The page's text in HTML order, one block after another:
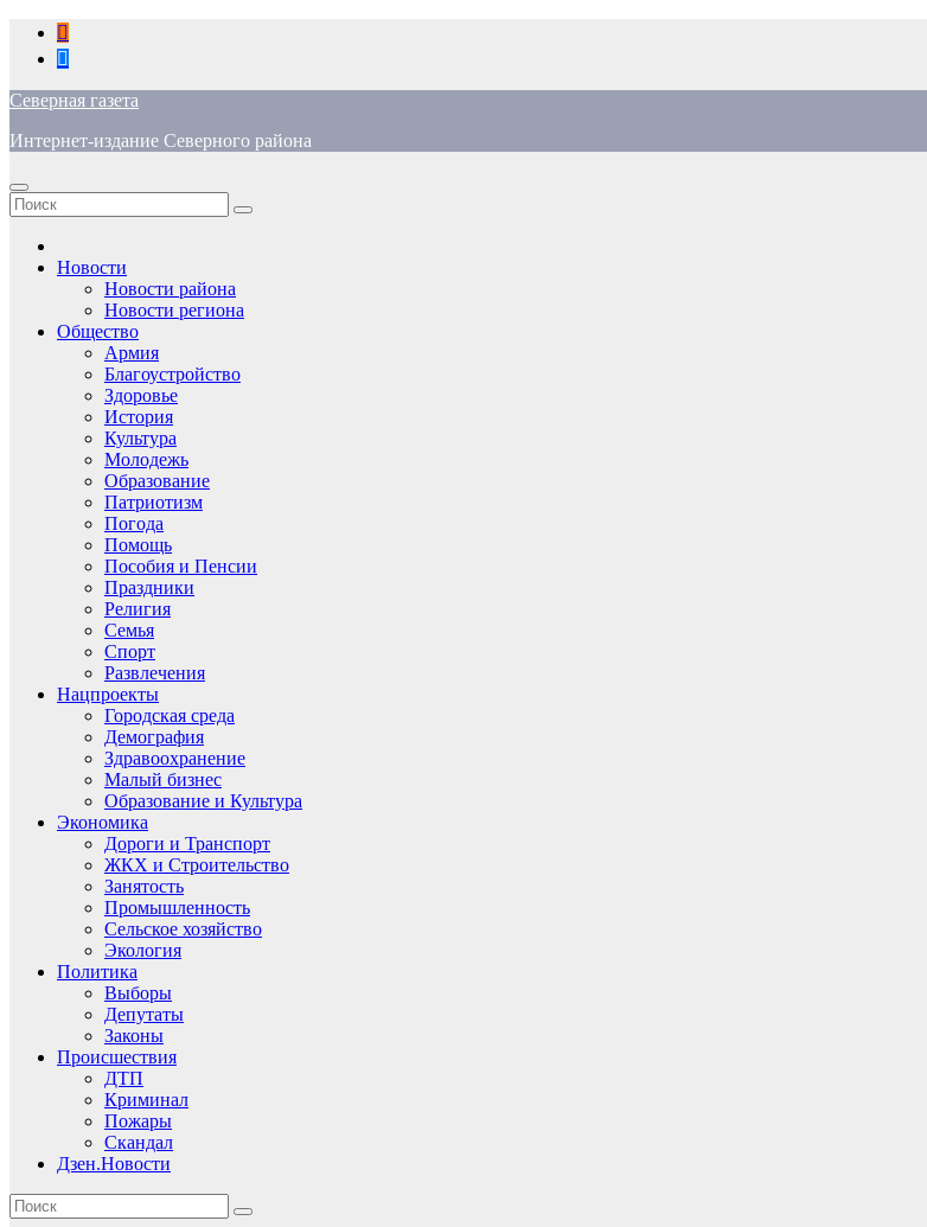
Перейти
содержимому
Северная газета
Интернет-издание Северного района
Новости
Новости района
Новости региона
Общество
Армия
Благоустройство
Здоровье
История
Культура
Молодежь
Образование
Патриотизм
Погода
Помощь
Пособия и Пенсии
Праздники
Религия
Семья
Спорт
Развлечения
Нацпроекты
Городская среда
Демография
Здравоохранение
Малый бизнес
Образование и Культура
Экономика
Дороги и Транспорт
ЖКХ и Строительство
Занятость
Промышленность
Сельское хозяйство
Экология
Политика
Выборы
Депутаты
Законы
Происшествия
ДТП
Криминал
Пожары
Скандал
Дзен.Новости